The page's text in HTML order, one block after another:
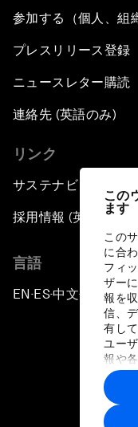
この
ます
この
に合
フィ
ザー
報を
信、
有し
ユー
報や
に収
トナ
す。
参加する（個人、組
プレスリリース登録
ニュースレター購読
連絡先 (英語のみ)
リンク
サステナビリティへ
採用情報 (英語のみ)
言語
EN ▪ES▪中文▪ 日本語
プライ